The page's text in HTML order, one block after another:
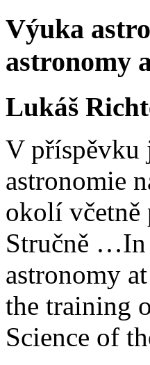
Výuka
astronomy
Lukáš
V příspěvku
astronomie
okolí včetně
Stručně …In
astronomy
the training
Science of